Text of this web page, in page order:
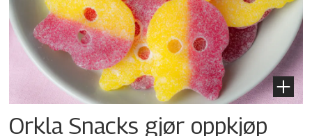
Orkla Snacks gjør oppkjøp